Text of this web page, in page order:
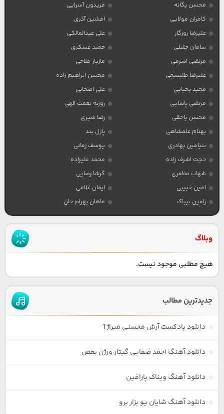
محسن یگانه
فریدون آسرایی
کامران مولایی
افشین آذری
علیرضا روزگار
علی عبدالمالکی
سامان جلیلی
حمید عسکری
مرتضی اشرفی
مازیار فلاحی
علیرضا طلیسچی
محسن ابراهیم زاده
مجید یحیایی
علی اصحابی
مرتضی پاشایی
روزبه نعمت الهی
محسن یاحقی
رضا شیری
بهنام علمشاهی
پازل بند
بنیامین بهادری
یوسف زمانی
حجت اشرف زاده
محمد علیزاده
شهاب مظفری
گرشا رضایی
امین حبیبی
ایمان غلامی
رامین بیباک
ماهان بهرام خان
وبلاگ
هیچ مطلبی موجود نیست.
جدیدترین مطالب
دانلود پادکست آرش محسنی میراژ 1
دانلود آهنگ احمد صفایی گیتار ورژن بعض
دانلود آهنگ ویناک پارافین
دانلود آهنگ شایان یو بزار برو